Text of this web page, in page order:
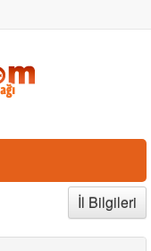
İl Bilgileri